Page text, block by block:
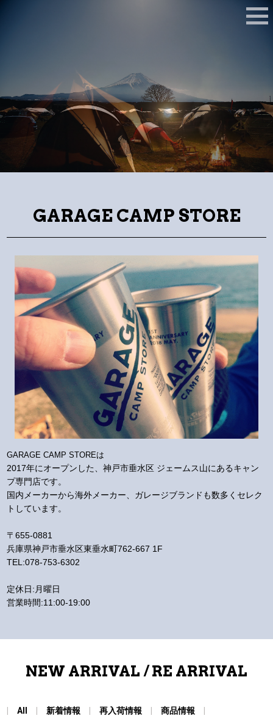
M
GARAGE CAMP STORE
GARAGE CAMP STOREは
2017年にオープンした、神戸市垂水区 ジェームス山にあるキャン
プ専門店です。
国内メーカーから海外メーカー、ガレージブランドも数多くセレク
トしています。
〒655-0881
兵庫県神戸市垂水区東垂水町762-667 1F
TEL:078-753-6302
定休日:月曜日
営業時間:11:00-19:00
NEW ARRIVAL / RE ARRIVAL
All 新着情報 再入荷情報 商品情報